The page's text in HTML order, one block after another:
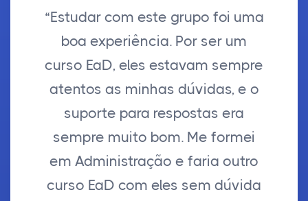
“Estudar com este grupo foi uma
boa experiência. Por ser um
curso EaD, eles estavam sempre
atentos as minhas dúvidas, e o
suporte para respostas era
sempre muito bom. Me formei
em Administração e faria outro
curso EaD com eles sem dúvida